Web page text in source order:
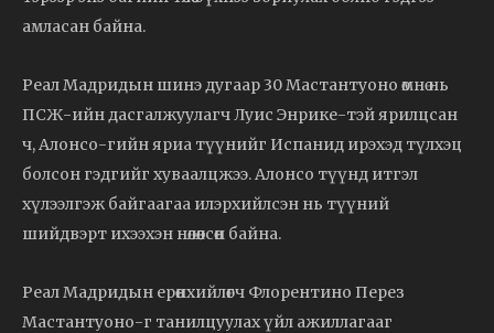
амласан байна.
Реал Мадридын шинэ дугаар 30 Мастантуоно өмнө нь
ПСЖ-ийн дасгалжуулагч Луис Энрике-тэй ярилцсан
ч, Алонсо-гийн яриа түүнийг Испанид ирэхэд түлхэц
болсон гэдгийг хуваалцжээ. Алонсо түүнд итгэл
хүлээлгэж байгаагаа илэрхийлсэн нь түүний
шийдвэрт ихээхэн нөлөөлсөн байна.
Реал Мадридын ерөнхийлөгч Флорентино Перез
Мастантуоно-г танилцуулах үйл ажиллагааг